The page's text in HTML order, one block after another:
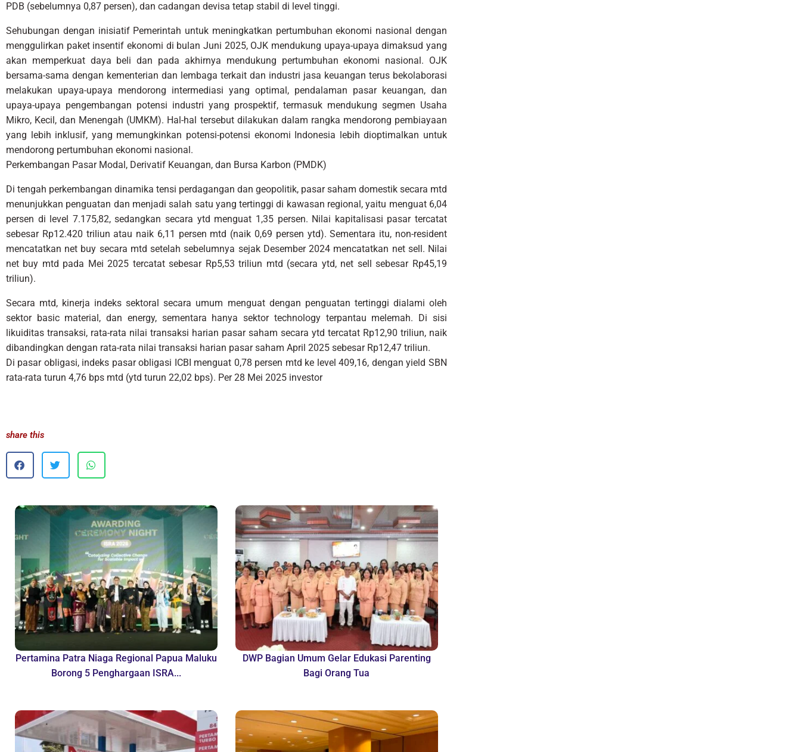
PDB (sebelumnya 0,87 persen), dan cadangan devisa tetap stabil di level tinggi.
Sehubungan dengan inisiatif Pemerintah untuk meningkatkan pertumbuhan ekonomi nasional dengan
menggulirkan paket insentif ekonomi di bulan Juni 2025, OJK mendukung upaya-upaya dimaksud yang
akan memperkuat daya beli dan pada akhirnya mendukung pertumbuhan ekonomi nasional. OJK
bersama-sama dengan kementerian dan lembaga terkait dan industri jasa keuangan terus bekolaborasi
melakukan upaya-upaya mendorong intermediasi yang optimal, pendalaman pasar keuangan, dan
upaya-upaya pengembangan potensi industri yang prospektif, termasuk mendukung segmen Usaha
Mikro, Kecil, dan Menengah (UMKM). Hal-hal tersebut dilakukan dalam rangka mendorong pembiayaan
yang lebih inklusif, yang memungkinkan potensi-potensi ekonomi Indonesia lebih dioptimalkan untuk
mendorong pertumbuhan ekonomi nasional.
Perkembangan Pasar Modal, Derivatif Keuangan, dan Bursa Karbon (PMDK)
Di tengah perkembangan dinamika tensi perdagangan dan geopolitik, pasar saham domestik secara mtd
menunjukkan penguatan dan menjadi salah satu yang tertinggi di kawasan regional, yaitu menguat 6,04
persen di level 7.175,82, sedangkan secara ytd menguat 1,35 persen. Nilai kapitalisasi pasar tercatat
sebesar Rp12.420 triliun atau naik 6,11 persen mtd (naik 0,69 persen ytd). Sementara itu, non-resident
mencatatkan net buy secara mtd setelah sebelumnya sejak Desember 2024 mencatatkan net sell. Nilai
net buy mtd pada Mei 2025 tercatat sebesar Rp5,53 triliun mtd (secara ytd, net sell sebesar Rp45,19
triliun).
Secara mtd, kinerja indeks sektoral secara umum menguat dengan penguatan tertinggi dialami oleh
sektor basic material, dan energy, sementara hanya sektor technology terpantau melemah. Di sisi
likuiditas transaksi, rata-rata nilai transaksi harian pasar saham secara ytd tercatat Rp12,90 triliun, naik
dibandingkan dengan rata-rata nilai transaksi harian pasar saham April 2025 sebesar Rp12,47 triliun.
Di pasar obligasi, indeks pasar obligasi ICBI menguat 0,78 persen mtd ke level 409,16, dengan yield SBN
rata-rata turun 4,76 bps mtd (ytd turun 22,02 bps). Per 28 Mei 2025 investor
share this
Pertamina Patra Niaga Regional Papua Maluku
Borong 5 Penghargaan ISRA...
DWP Bagian Umum Gelar Edukasi Parenting
Bagi Orang Tua